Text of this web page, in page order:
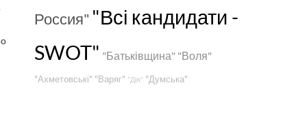
Россия" "Всі кандидати -
SWOT" "Батьківщина" "Воля"
"Ахметовські" "Варяг" "Дія" "Думська"